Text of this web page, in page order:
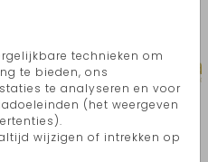
technieken om
te bieden, ons
te analyseren en voor
(het weergeven
wijzigen of intrekken op